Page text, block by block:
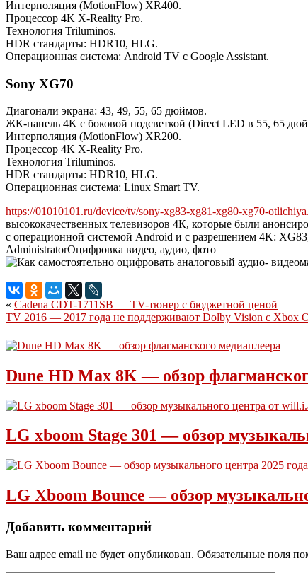
Интерполяция (MotionFlow) XR400.
Процессор 4K X-Reality Pro.
Технология Triluminos.
HDR стандарты: HDR10, HLG.
Операционная система: Android TV с Google Assistant.
Sony XG70
Диагонали экрана: 43, 49, 55, 65 дюймов.
ЖК-панель 4K с боковой подсветкой (Direct LED в 55, 65
Интерполяция (MotionFlow) XR200.
Процессор 4K X-Reality Pro.
Технология Triluminos.
HDR стандарты: HDR10, HLG.
Операционная система: Linux Smart TV.
https://01010101.ru/device/tv/sony-xg83-xg81-xg80-xg70-
высококачественных телевизоров 4К, которые были
с операционной системой Android и с разрешением 4K:
AdministratorОцифровка видео, аудио, фото
« Cadena CDT-1711SB — TV-тюнер с бюджетной ценой
TV 2016 — 2017 года не поддерживают Dolby Vision с Xbox
Dune HD Max 8K — обзор
LG xboom Stage 301 — обзор
LG Xboom Bounce — обзор
Добавить комментарий
Ваш адрес email не будет опубликован. Обязательные поля